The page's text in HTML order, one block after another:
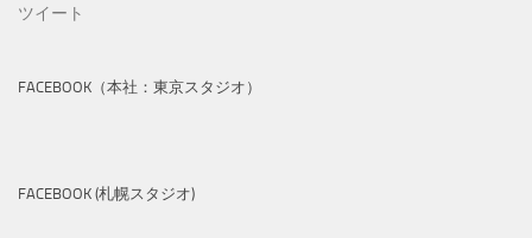
ツイート
FACEBOOK（本社：東京スタジオ）
FACEBOOK (札幌スタジオ)